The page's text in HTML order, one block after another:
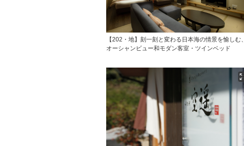
【202・地】刻一刻と変わる日本海の情景を愉しむ、
オーシャンビュー和モダン客室・ツインベッド